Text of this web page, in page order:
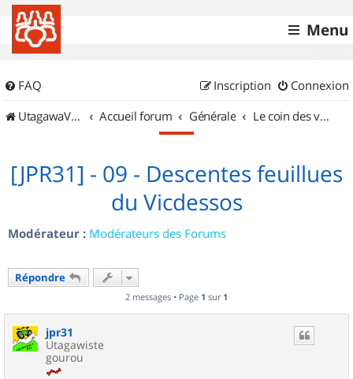
Menu
FAQ Connexion
Inscription
UtagawaVTT (Randos VTT et VTTAE avec traces GPS)
Accueil forum Générale Le coin des vidéastes
[JPR31] - 09 - Descentes feuillues
du Vicdessos
Modérateur : Modérateurs des Forums
Répondre
2 messages • Page 1 sur 1
jpr31
Utagawiste
gourou